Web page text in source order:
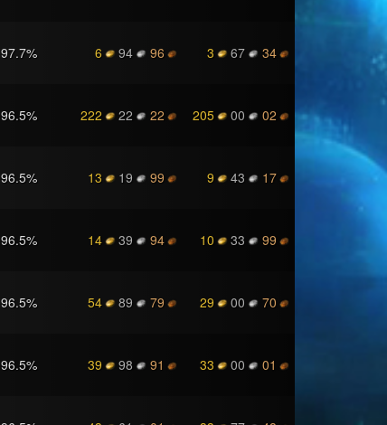
97.7% 6 94 96 3 67 34
96.5% 222 22 22 205 00 02
96.5% 13 19 99 9 43 17
96.5% 14 39 94 10 33 99
96.5% 54 89 79 29 00 70
96.5% 39 98 91 33 00 01